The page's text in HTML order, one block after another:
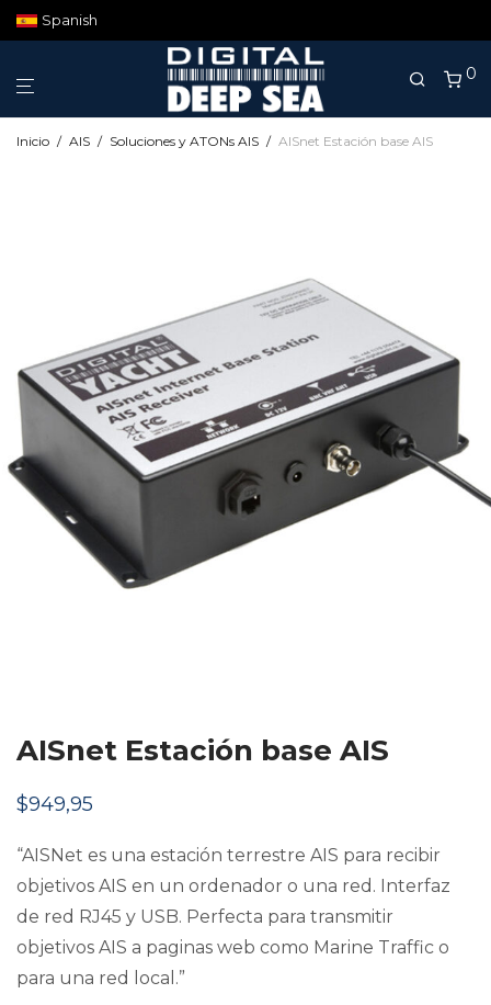
Spanish
0
Inicio / AIS / Soluciones y ATONs AIS / AISnet Estación base AIS
AISnet Estación base AIS
$949,95
“AISNet es una estación terrestre AIS para recibir
objetivos AIS en un ordenador o una red. Interfaz
de red RJ45 y USB. Perfecta para transmitir
objetivos AIS a paginas web como Marine Traffic o
para una red local.”